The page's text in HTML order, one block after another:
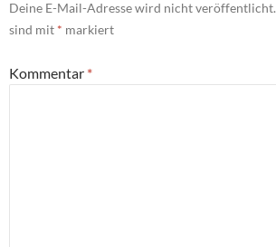
Deine E-Mail-Adresse wird nicht veröffentlicht.
sind mit * markiert
Kommentar *